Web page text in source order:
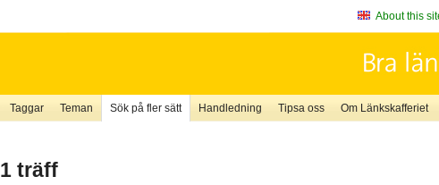
About this
Taggar Teman Sök på fler sätt Handledning Tipsa oss Om Länkskafferiet
1 träff